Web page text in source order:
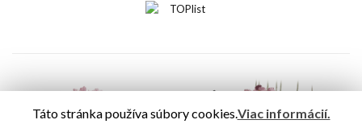
Táto stránka používa súbory cookies.Viac informácií.